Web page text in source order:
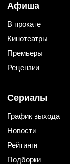
Афиша
В прокате
Кинотеатры
Премьеры
Рецензии
Сериалы
График выхода
Новости
Рейтинги
Подборки